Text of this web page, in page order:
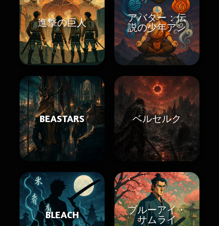
進撃の巨人
アバター：伝
説の少年アン
BEASTARS ベルセルク
BLEACH
ブルーアイ・
サムライ